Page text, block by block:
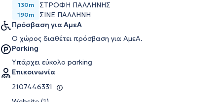
130m ΣΤΡΟΦΗ ΠΑΛΛΗΝΗΣ
190m
ΣΙΝΕ ΠΑΛΛΗΝΗ
Πρόσβαση για ΑμεΑ
Ο χώρος διαθέτει πρόσβαση για ΑμεΑ.
Parking
Υπάρχει εύκολο parking
Επικοινωνία
2107446331